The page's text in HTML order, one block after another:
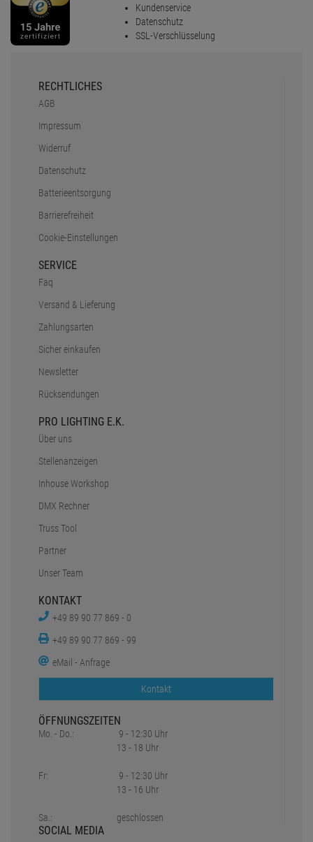
Kundenservice
Datenschutz
SSL-Verschlüsselung
RECHTLICHES
AGB
Impressum
Widerruf
Datenschutz
Batterieentsorgung
Barrierefreiheit
Cookie-Einstellungen
SERVICE
Faq
Versand & Lieferung
Zahlungsarten
Sicher einkaufen
Newsletter
Rücksendungen
PRO LIGHTING E.K.
Über uns
Stellenanzeigen
Inhouse Workshop
DMX Rechner
Truss Tool
Partner
Unser Team
KONTAKT
+49 89 90 77 869 - 0
+49 89 90 77 869 - 99
eMail - Anfrage
Kontakt
ÖFFNUNGSZEITEN
Mo. - Do.:
Fr:
Sa.:
9 - 12:30 Uhr
13 - 18 Uhr
9 - 12:30 Uhr
13 - 16 Uhr
geschlossen
SOCIAL MEDIA